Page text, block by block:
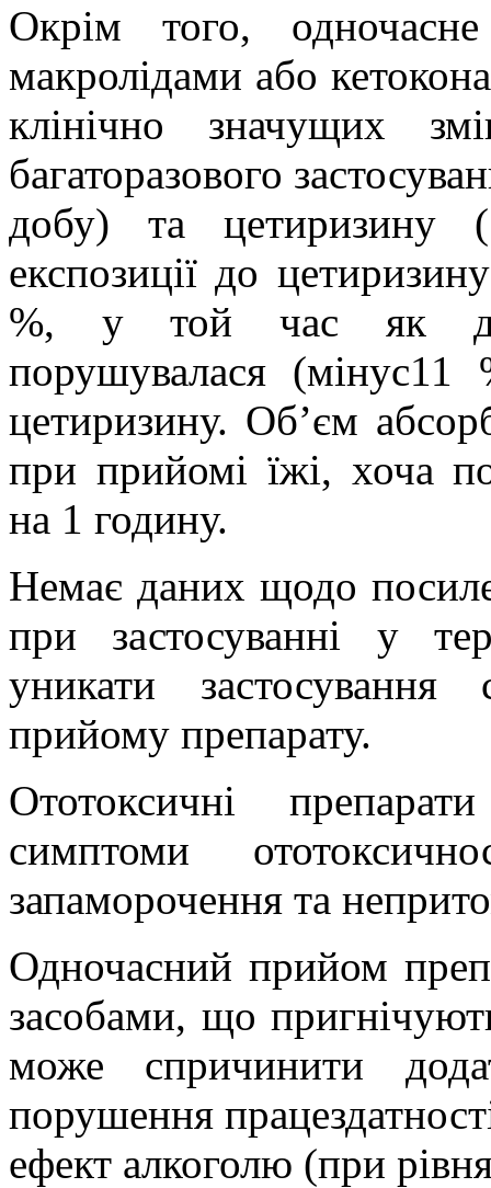
Окрім того,
макролідами або
клінічно значущих
багаторазового
добу) та цетиризину
експозиції до
%, у той час як
порушувалася
цетиризину. Об’єм
при прийомі їжі, хоча
на 1 годину.
Немає даних щодо
при застосуванні у
уникати
прийому препарату.
Ототоксичні
симптоми
запаморочення та
Одночасний прийом
засобами, що
може спричинити
порушення
ефект алкоголю (при